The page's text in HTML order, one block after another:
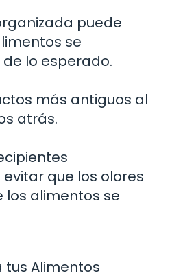
puede
se
lo esperado.
más antiguos al
atrás.
que los olores
los alimentos se
Alimentos